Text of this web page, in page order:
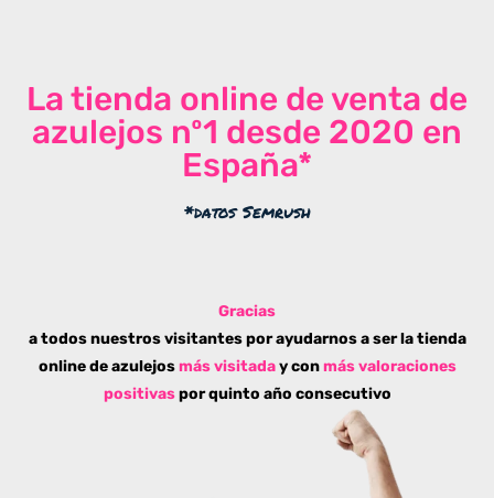
La tienda online de venta de
azulejos nº1 desde 2020 en
España*
*datos Semrush
Gracias
a todos nuestros visitantes por ayudarnos a ser la tienda
online de azulejos más visitaday conmás valoraciones
positivaspor quinto año consecutivo